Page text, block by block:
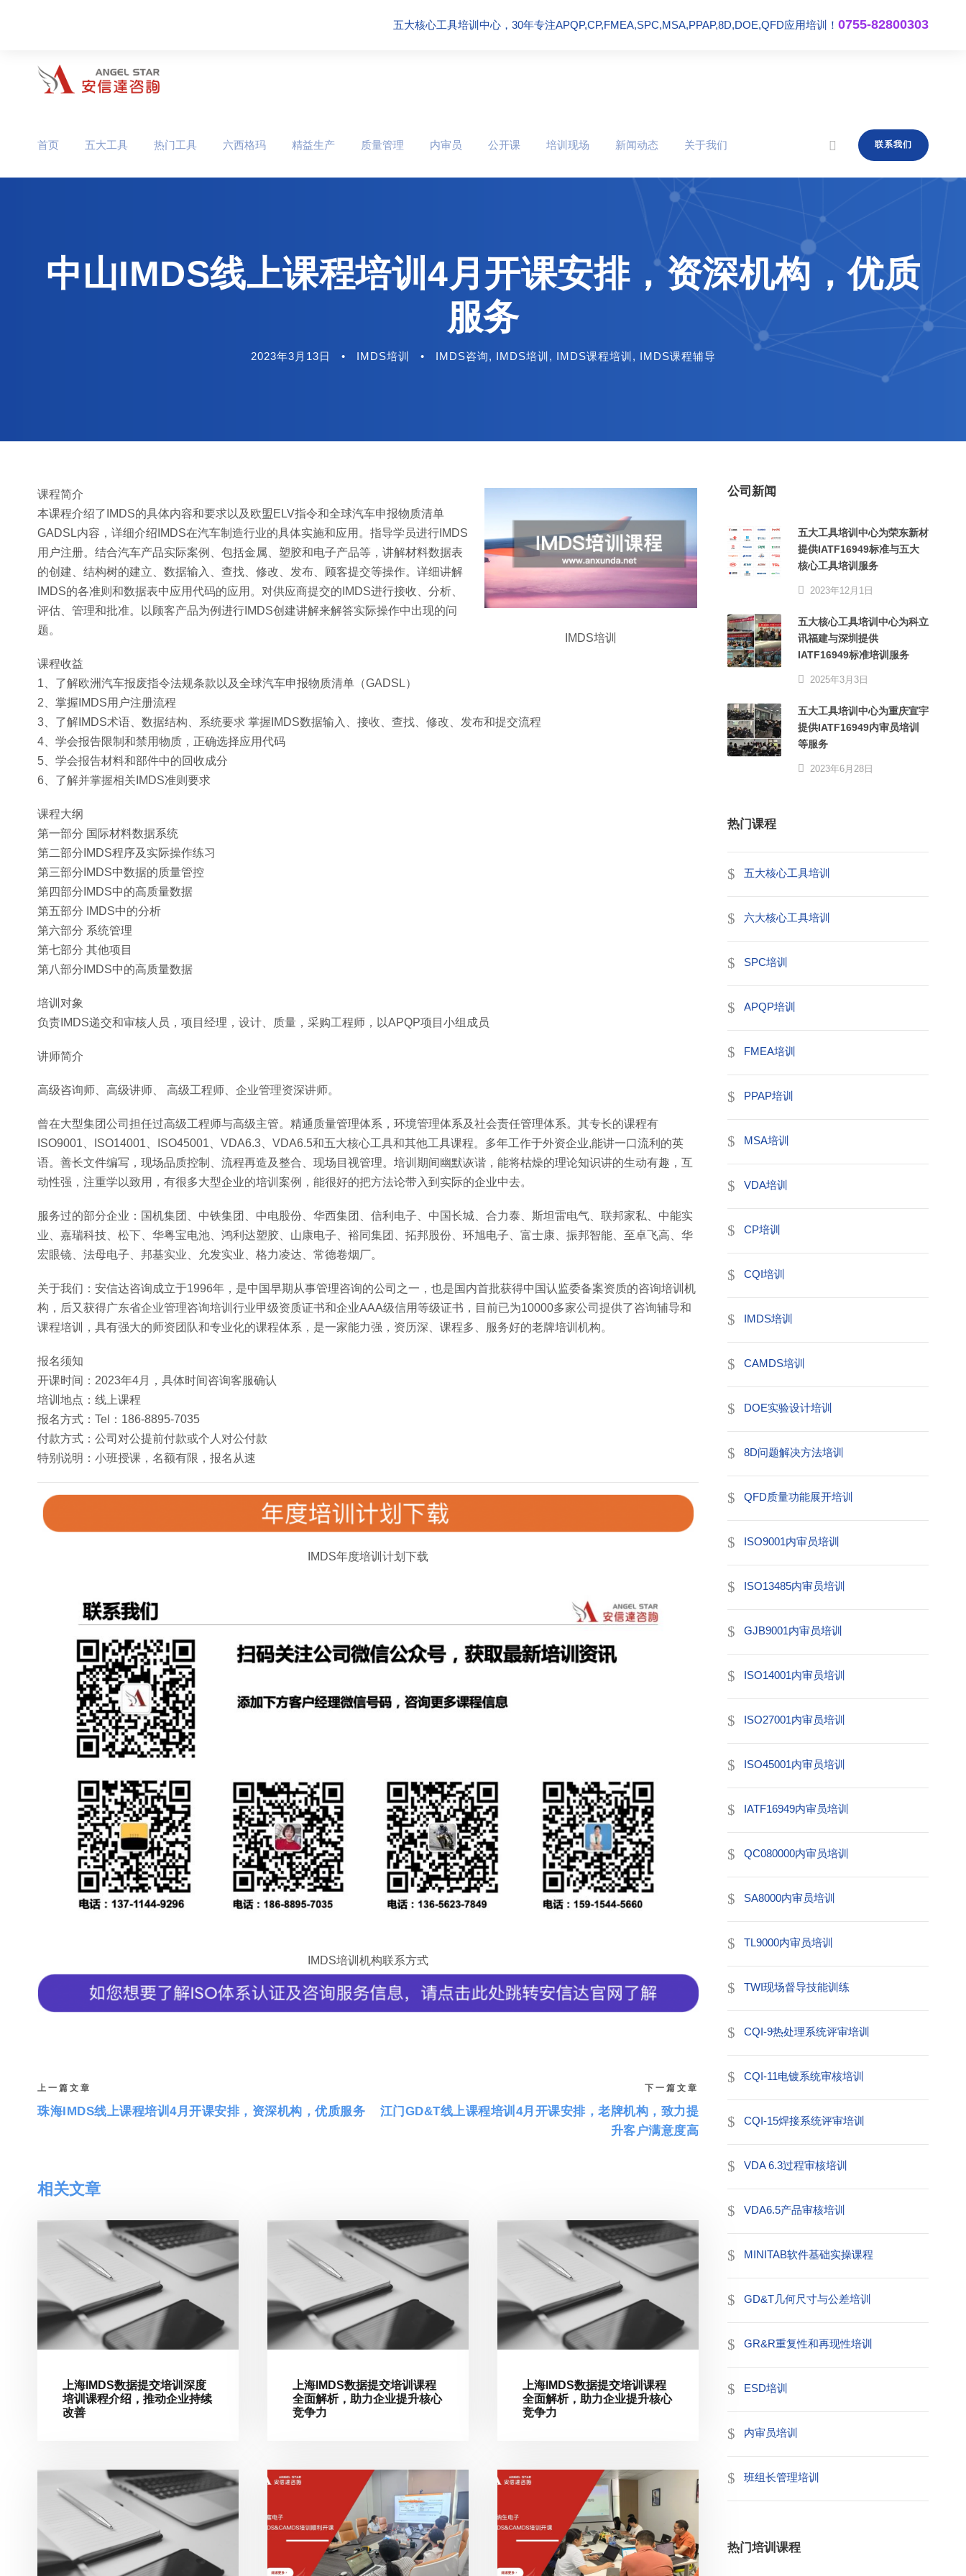
五大核心工具培训中心，30年专注APQP,CP,FMEA,SPC,MSA,PPAP,8D,DOE,QFD应用培训！ 0755-82800303
首页 五大工具 热门工具 六西格玛 精益生产 质量管理 内审员 公开课 培训现场 新闻动态 关于我们 联系我们
中山IMDS线上课程培训4月开课安排，资深机构，优质
服务
2023年3月13日 • IMDS培训 • IMDS咨询, IMDS培训 , IMDS课程培训 , IMDS课程辅导
IMDS培训
课程简介
本课程介绍了IMDS的具体内容和要求以及欧盟ELV指令和全球汽车申报物质清单
GADSL内容，详细介绍IMDS在汽车制造行业的具体实施和应用。指导学员进行IMDS
用户注册。结合汽车产品实际案例、包括金属、塑胶和电子产品等，讲解材料数据表
的创建、结构树的建立、数据输入、查找、修改、发布、顾客提交等操作。详细讲解
IMDS的各准则和数据表中应用代码的应用。对供应商提交的IMDS进行接收、分析、
评估、管理和批准。以顾客产品为例进行IMDS创建讲解来解答实际操作中出现的问
题。
课程收益
1、了解欧洲汽车报废指令法规条款以及全球汽车申报物质清单（GADSL）
2、掌握IMDS用户注册流程
3、了解IMDS术语、数据结构、系统要求 掌握IMDS数据输入、接收、查找、修改、发布和提交流程
4、学会报告限制和禁用物质，正确选择应用代码
5、学会报告材料和部件中的回收成分
6、了解并掌握相关IMDS准则要求
课程大纲
第一部分 国际材料数据系统
第二部分IMDS程序及实际操作练习
第三部分IMDS中数据的质量管控
第四部分IMDS中的高质量数据
第五部分 IMDS中的分析
第六部分 系统管理
第七部分 其他项目
第八部分IMDS中的高质量数据
培训对象
负责IMDS递交和审核人员，项目经理，设计、质量，采购工程师，以APQP项目小组成员
讲师简介
高级咨询师、高级讲师、 高级工程师、企业管理资深讲师。
曾在大型集团公司担任过高级工程师与高级主管。精通质量管理体系，环境管理体系及社会责任管理体系。其专长的课程有
ISO9001、ISO14001、ISO45001、VDA6.3、VDA6.5和五大核心工具和其他工具课程。多年工作于外资企业,能讲一口流利的英
语。善长文件编写，现场品质控制、流程再造及整合、现场目视管理。培训期间幽默诙谐，能将枯燥的理论知识讲的生动有趣，互
动性强，注重学以致用，有很多大型企业的培训案例，能很好的把方法论带入到实际的企业中去。
服务过的部分企业：国机集团、中铁集团、中电股份、华西集团、信利电子、中国长城、合力泰、斯坦雷电气、联邦家私、中能实
业、嘉瑞科技、松下、华粤宝电池、鸿利达塑胶、山康电子、裕同集团、拓邦股份、环旭电子、富士康、振邦智能、至卓飞高、华
宏眼镜、法母电子、邦基实业、允发实业、格力凌达、常德卷烟厂。
关于我们：安信达咨询成立于1996年，是中国早期从事管理咨询的公司之一，也是国内首批获得中国认监委备案资质的咨询培训机
构，后又获得广东省企业管理咨询培训行业甲级资质证书和企业AAA级信用等级证书，目前已为10000多家公司提供了咨询辅导和
课程培训，具有强大的师资团队和专业化的课程体系，是一家能力强，资历深、课程多、服务好的老牌培训机构。
报名须知
开课时间：2023年4月，具体时间咨询客服确认
培训地点：线上课程
报名方式：Tel：186-8895-7035
付款方式：公司对公提前付款或个人对公付款
特别说明：小班授课，名额有限，报名从速
IMDS年度培训计划下载
IMDS培训机构联系方式
上一篇文章
珠海IMDS线上课程培训4月开课安排，资深机构，优质服务
下一篇文章
江门GD&T线上课程培训4月开课安排，老牌机构，致力提
升客户满意度高
相关文章
上海IMDS数据提交培训深度
培训课程介绍，推动企业持续
改善
上海IMDS数据提交培训课程
全面解析，助力企业提升核心
竞争力
上海IMDS数据提交培训课程
全面解析，助力企业提升核心
竞争力
公司新闻
五大工具培训中心为荣东新材
提供IATF16949标准与五大
核心工具培训服务
2023年12月1日
五大核心工具培训中心为科立
讯福建与深圳提供
IATF16949标准培训服务
2025年3月3日
五大工具培训中心为重庆宣宇
提供IATF16949内审员培训
等服务
2023年6月28日
热门课程
五大核心工具培训
六大核心工具培训
SPC培训
APQP培训
FMEA培训
PPAP培训
MSA培训
VDA培训
CP培训
CQI培训
IMDS培训
CAMDS培训
DOE实验设计培训
8D问题解决方法培训
QFD质量功能展开培训
ISO9001内审员培训
ISO13485内审员培训
GJB9001内审员培训
ISO14001内审员培训
ISO27001内审员培训
ISO45001内审员培训
IATF16949内审员培训
QC080000内审员培训
SA8000内审员培训
TL9000内审员培训
TWI现场督导技能训练
CQI-9热处理系统评审培训
CQI-11电镀系统审核培训
CQI-15焊接系统评审培训
VDA 6.3过程审核培训
VDA6.5产品审核培训
MINITAB软件基础实操课程
GD&T几何尺寸与公差培训
GR&R重复性和再现性培训
ESD培训
内审员培训
班组长管理培训
热门培训课程